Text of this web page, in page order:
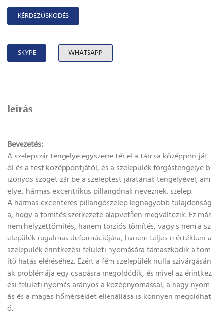
KÉRDEZŐSKÖDÉS
SKYPE WHATSAPP
leírás
Bevezetés:
A szelepszár tengelye egyszerre tér el a tárcsa középpontját
ól és a test középpontjától, és a szelepülék forgástengelye b
izonyos szöget zár be a szeleptest járatának tengelyével, am
elyet hármas excentrikus pillangónak neveznek. szelep.
A hármas excenteres pillangószelep legnagyobb tulajdonság
a, hogy a tömítés szerkezete alapvetően megváltozik. Ez már
nem helyzettömítés, hanem torziós tömítés, vagyis nem a sz
elepülék rugalmas deformációjára, hanem teljes mértékben a
szelepülék érintkezési felületi nyomására támaszkodik a töm
ítő hatás eléréséhez. Ezért a fém szelepülék nulla szivárgásán
ak problémája egy csapásra megoldódik, és mivel az érintkez
ési felületi nyomás arányos a középnyomással, a nagy nyom
ás és a magas hőmérséklet ellenállása is könnyen megoldhat
ó.